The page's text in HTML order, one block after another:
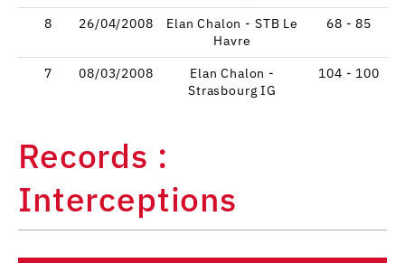
8 26/04/2008
Elan Chalon - STB Le
Havre
68 - 85
7 08/03/2008
Elan Chalon -
Strasbourg IG
104 - 100
Records :
Interceptions